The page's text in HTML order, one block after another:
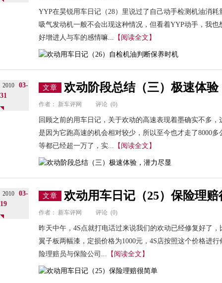
YYP在昊锐用车日记（28）里说过了自己动手检测机油消
吸气发动机一般不会出现这种情况，但看着YYP动手，我
好增进人与车的感情嘛... 【阅读全文】
2010
03-
31
文章 欢动阶段总结（三）极速体
作者： 新车评网 评论 (0)
回顾之前的用车日记，关于欢动的高速表现着墨确实不多
是因为它跑高速的机会相对较少，所以至今也才走了8000
等都已经超一万了，实... 【阅读全文】
2010
03-
19
文章 欢动用车日记（25）保险理赔
作者： 新车评网 评论 (0)
昨天中午，4S点就打电话过来说我们的欢动已经修复好了
翼子板两幅漆，定损价格为1000元，4S店按照这个价格进
险理赔员与保险公司... 【阅读全文】